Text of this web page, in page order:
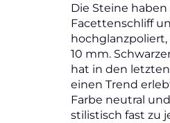
Die Steine
Facettenschliff
10 mm.
hat in den
einen Trend
Farbe neutral
stilistisch fast zu